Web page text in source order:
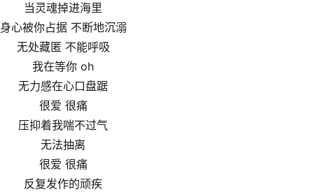
当灵魂掉进海里
身心被你占据 不断地沉溺
无处藏匿 不能呼吸
我在等你 oh
无力感在心口盘踞
很爱 很痛
压抑着我喘不过气
无法抽离
很爱 很痛
反复发作的顽疾